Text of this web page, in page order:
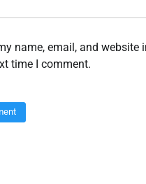
name, email, and website
time I comment.